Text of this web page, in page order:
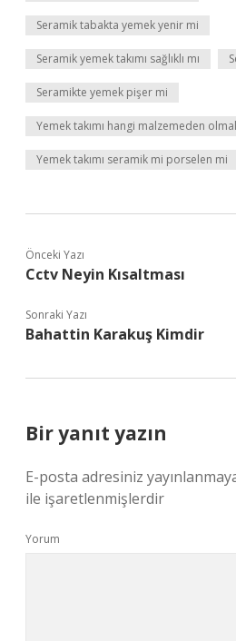
Seramik tabakta yemek yenir mi
Seramik yemek takımı sağlıklı mı
Seramikte yemek pişer mi
Yemek takımı hangi malzemeden
Yemek takımı seramik mi porselen mi
Önceki Yazı
Cctv Neyin Kısaltması
Sonraki Yazı
Bahattin Karakuş Kimdir
Bir yanıt yazın
E-posta adresiniz
ile işaretlenmişlerdir
Yorum